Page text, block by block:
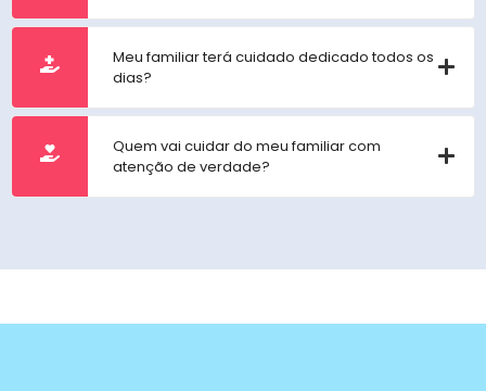
Meu familiar terá cuidado dedicado todos os
dias?
Quem vai cuidar do meu familiar com
atenção de verdade?